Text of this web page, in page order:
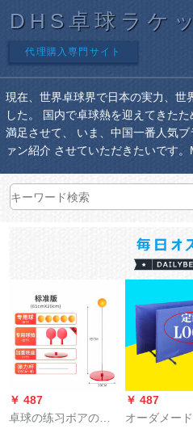
DHS卓球ラケ
代理購入専門サイト
現在、世界卓球界で日本の実力、世
した。 国内で卓球熱を迎えてきた
満足させて、 いま、中国一番人気
ァン紹介 させていただきたいです
￥ 487
卓球の练习ボアのト
￥ 487
オーダメー